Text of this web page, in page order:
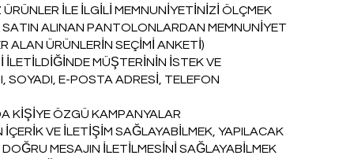
İLE İLGİLİ MEMNUNİYETİNİZİ ÖLÇMEK
ALINAN PANTOLONLARDAN MEMNUNİYET
ALAN ÜRÜNLERİN SEÇİMİ ANKETİ)
MÜŞTERİNİN İSTEK VE
SOYADI, E-POSTA ADRESİ, TELEFON
KİŞİYE ÖZGÜ KAMPANYALAR
VE İLETİŞİM SAĞLAYABİLMEK, YAPILACAK
MESAJIN İLETİLMESİNİ SAĞLAYABİLMEK